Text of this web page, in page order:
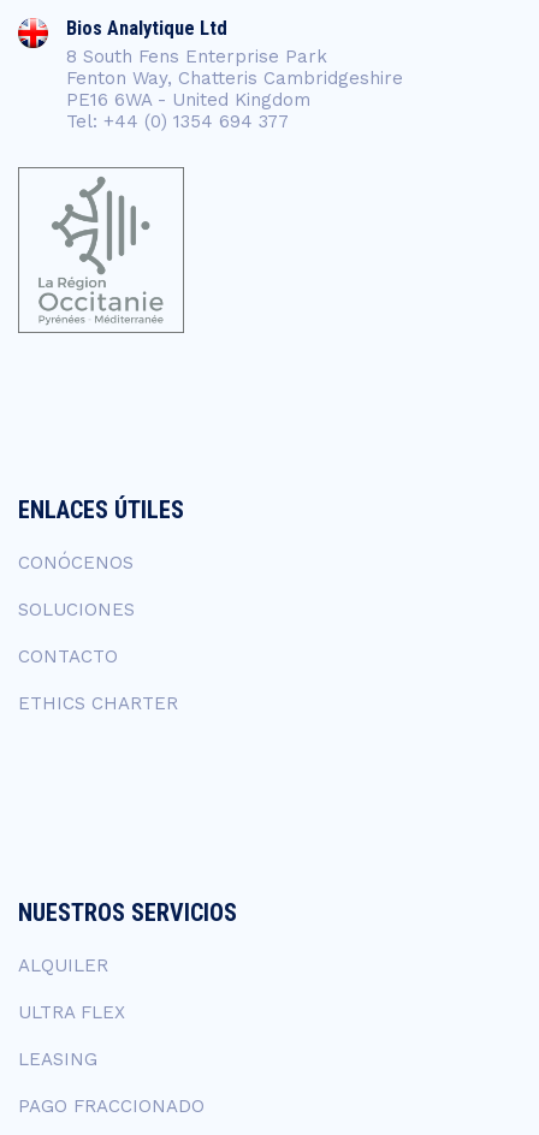
Bios Analytique Ltd
8 South Fens Enterprise Park
Fenton Way, Chatteris Cambridgeshire
PE16 6WA - United Kingdom
Tel: +44 (0) 1354 694 377
ENLACES ÚTILES
CONÓCENOS
SOLUCIONES
CONTACTO
ETHICS CHARTER
NUESTROS SERVICIOS
ALQUILER
ULTRA FLEX
LEASING
PAGO FRACCIONADO